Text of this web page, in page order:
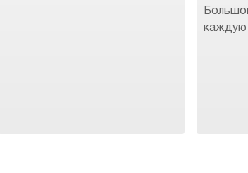
каждую